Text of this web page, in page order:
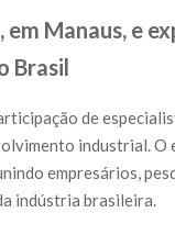
Manaus, e
Brasil
de
industrial. O
empresários,
indústria brasileira.